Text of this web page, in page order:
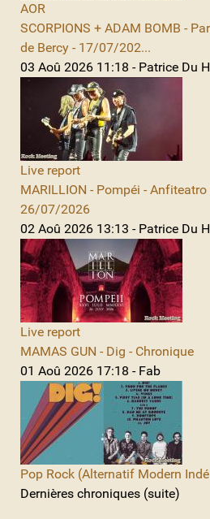
AOR
SCORPIONS + ADAM BOMB -
de Bercy - 17/07/202...
03 Aoû 2026 11:18 - Patrice Du
Live report
MARILLION - Pompéi -
26/07/2026
02 Aoû 2026 13:13 - Patrice Du
Live report
MAMAS GUN - Dig - Chronique
01 Aoû 2026 17:18 - Fab
Pop Rock (Alternatif Modern
Dernières chroniques (suite)